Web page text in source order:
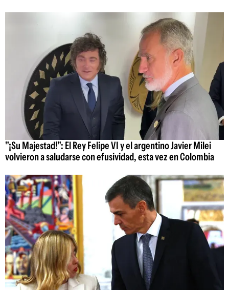
"¡Su Majestad!": El Rey Felipe VI y el argentino Javier Milei
volvieron a saludarse con efusividad, esta vez en Colombia